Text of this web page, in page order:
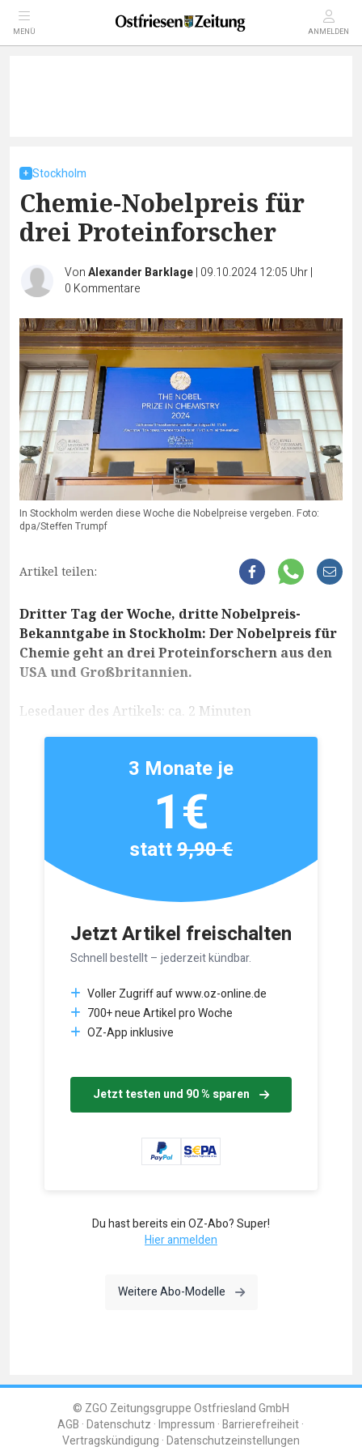
MENÜ ANMELDEN
Stockholm
Chemie-Nobelpreis für
drei Proteinforscher
VonAlexander Barklage| 09.10.2024 12:05 Uhr|
0 Kommentare
In Stockholm werden diese Woche die Nobelpreise vergeben. Foto:
dpa/Steffen Trumpf
Artikel teilen:
Dritter Tag der Woche, dritte Nobelpreis-
Bekanntgabe in Stockholm: Der Nobelpreis für
Chemie geht an drei Proteinforschern aus den
USA und Großbritannien.
Lesedauer des Artikels: ca. 2 Minuten
Jetzt Artikel freischalten
Schnell bestellt – jederzeit kündbar.
Voller Zugriff auf www.oz-online.de
700+ neue Artikel pro Woche
OZ-App inklusive
Jetzt testen und 90 % sparen
3 Monate je
1€
statt9,90 €
Du hast bereits ein OZ-Abo? Super!
Hier anmelden
Weitere Abo-Modelle
© ZGO Zeitungsgruppe Ostfriesland GmbH
AGB Datenschutz Impressum Barrierefreiheit
Vertragskündigung Datenschutzeinstellungen